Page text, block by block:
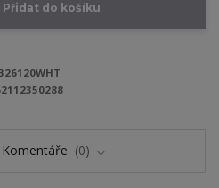
Přidat do košíku
Komentáře 0